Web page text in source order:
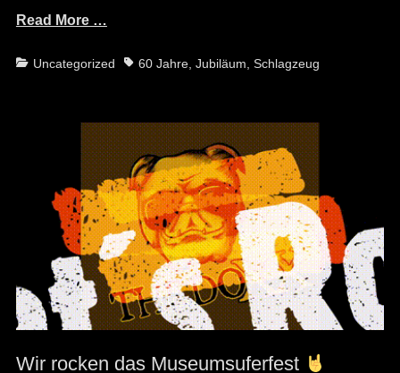
Read More …
Categories
Uncategorized Tags60 Jahre, Jubiläum Schlagzeug
Wir rocken das Museumsuferfest